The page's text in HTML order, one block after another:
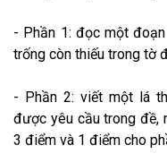
- Phần 1: đọc một
trống còn thiếu trong tờ
- Phần 2: viết một lá
được yêu cầu trong
3 điểm và 1 điểm cho